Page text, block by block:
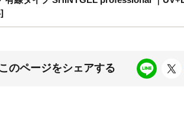
このページをシェアする